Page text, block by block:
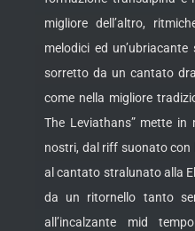
migliore dell’altro,
melodici ed
sorretto da un cantato
come nella migliore
The Leviathans” mette
nostri, dal riff suonato con
al cantato stralunato alla
da un ritornello tanto
all’incalzante mid